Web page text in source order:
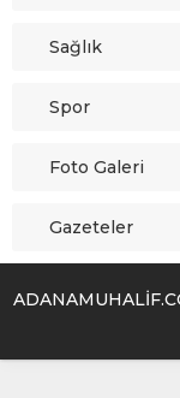
Sağlık
Spor
Foto Galeri
Gazeteler